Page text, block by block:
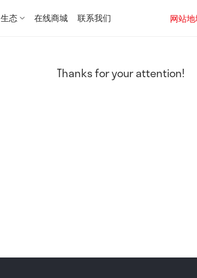
生态 在线商城 联系我们
网站
Thanks for your attention!